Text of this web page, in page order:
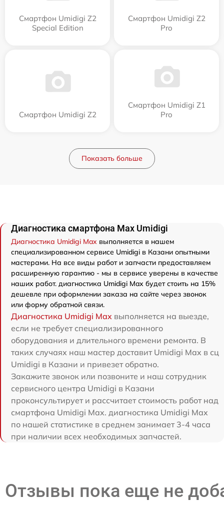
Смартфон Umidigi Z2
Special Edition
Смартфон Umidigi Z2
Pro
Смартфон Umidigi Z2
Смартфон Umidigi Z1
Pro
Показать больше
Диагностика смартфона Max Umidigi
Диагностика Umidigi Max выполняется в нашем
специализированном сервисе Umidigi в Казани опытными
мастерами. На все виды работ и запчасти предоставляем
расширенную гарантию - мы в сервисе уверены в качестве
наших работ. диагностика Umidigi Max будет стоить на 15%
дешевле при оформлении заказа на сайте через звонок
или форму обратной связи.
Диагностика Umidigi Max выполняется на выезде,
если не требует специализированного
оборудования и длительного времени ремонта. В
таких случаях наш мастер доставит Umidigi Max в сц
Umidigi в Казани и привезет обратно.
Закажите звонок или позвоните и наш сотрудник
сервисного центра Umidigi в Казани
проконсультирует и рассчитает стоимость работ над
смартфона Umidigi Max. диагностика Umidigi Max
по нашей статистике в среднем занимает 3-4 часа
при наличии всех необходимых запчастей.
Отзывы пока еще не